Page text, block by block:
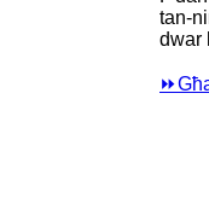
tan-
dwar
⏩